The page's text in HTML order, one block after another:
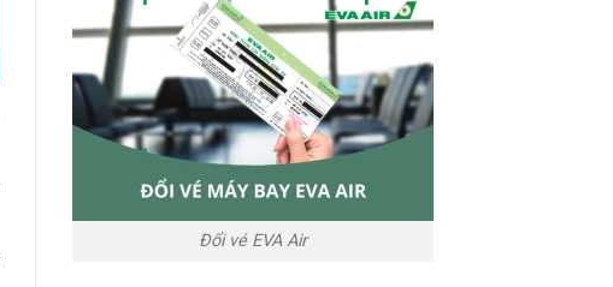
Đổi vé EVA Air